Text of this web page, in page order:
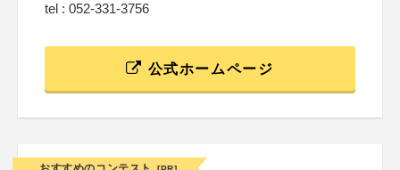
tel : 052-331-3756
公式ホームページ